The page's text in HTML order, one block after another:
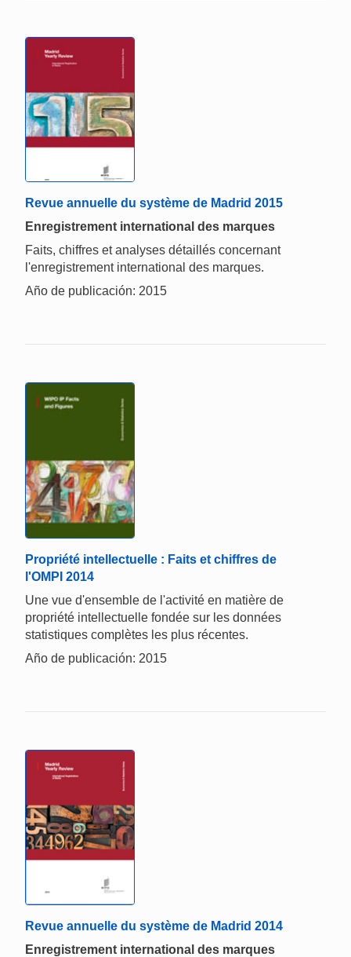
Revue annuelle du système de Madrid 2015
Enregistrement international des marques
Faits, chiffres et analyses détaillés concernant
l'enregistrement international des marques.
Año de publicación: 2015
Propriété intellectuelle : Faits et chiffres de
l'OMPI 2014
Une vue d'ensemble de l'activité en matière de
propriété intellectuelle fondée sur les données
statistiques complètes les plus récentes.
Año de publicación: 2015
Revue annuelle du système de Madrid 2014
Enregistrement international des marques